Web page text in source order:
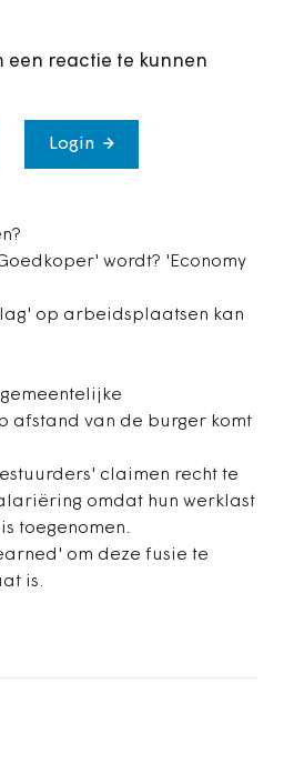
een reactie te kunnen
Login
wordt? 'Economy
op arbeidsplaatsen kan
afstand van de burger komt
claimen recht te
omdat hun werklast
toegenomen.
om deze fusie te
is.